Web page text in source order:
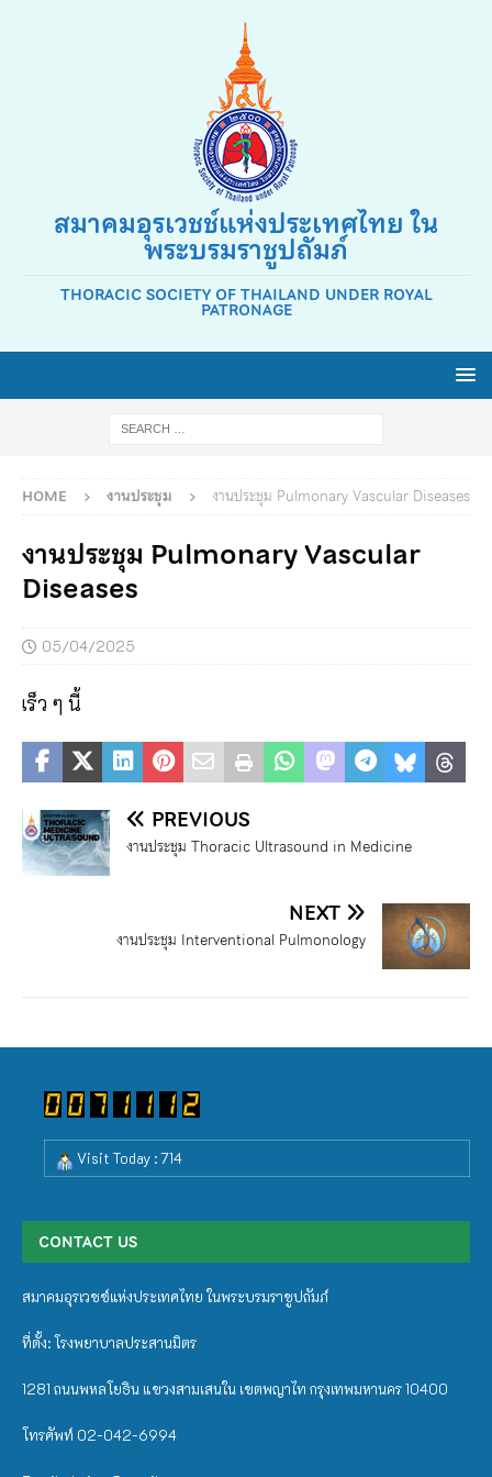
สมาคมอุรเวชช์แห่งประเทศไทย ใน
พระบรมราชูปถัมภ์
THORACIC SOCIETY OF THAILAND UNDER ROYAL
PATRONAGE
HOME งานประชุม งานประชุม Pulmonary Vascular Diseases
งานประชุม Pulmonary Vascular
Diseases
05/04/2025
เร็ว ๆ นี้
PREVIOUS
งานประชุม Thoracic Ultrasound in Medicine
NEXT
งานประชุม Interventional Pulmonology
Visit Today : 714
CONTACT US
สมาคมอุรเวชช์แห่งประเทศไทย ในพระบรมราชูปถัมภ์
ที่ตั้ง: โรงพยาบาลประสานมิตร
1281 ถนนพหลโยธิน แขวงสามเสนใน เขตพญาไท กรุงเทพมหานคร 10400
โทรศัพท์ 02-042-6994